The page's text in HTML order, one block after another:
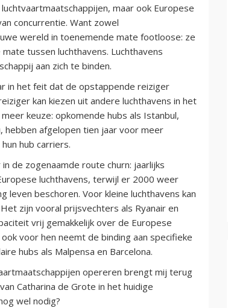
maar ook Europese
concurrentie. Want zowel
wereld in toenemende mate footloose: ze
tussen luchthavens. Luchthavens
aan zich te binden.
in het feit dat de opstappende reiziger
kan kiezen uit andere luchthavens in het
keuze: opkomende hubs als Istanbul,
hebben afgelopen tien jaar voor meer
hub carriers.
de zogenaamde route churn: jaarlijks
luchthavens, terwijl er 2000 weer
beschoren. Voor kleine luchthavens kan
zijn vooral prijsvechters als Ryanair en
vrij gemakkelijk over de Europese
voor hen neemt de binding aan specifieke
hubs als Malpensa en Barcelona.
opereren brengt mij terug
Catharina de Grote in het huidige
wel nodig?